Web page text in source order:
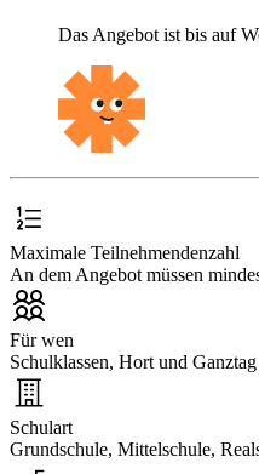
Das Angebot ist bis auf
Maximale Teilnehmendenzahl
An dem Angebot müssen
Für wen
Schulklassen, Hort und Ganztag
Schulart
Grundschule, Mittelschule,